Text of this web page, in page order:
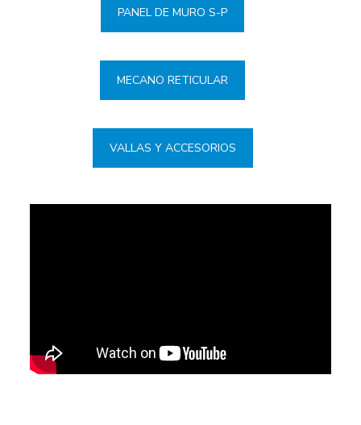
PANEL DE MURO S-P
MECANO RETICULAR
VALLAS Y ACCESORIOS